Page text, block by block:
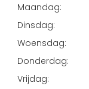
Maandag:
Dinsdag:
Woensdag:
Donderdag:
Vrijdag: